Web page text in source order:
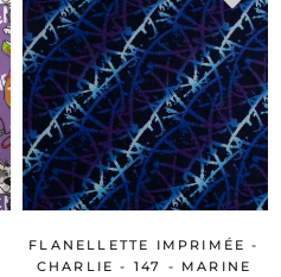
FLANELLETTE IMPRIMÉE -
CHARLIE - 147 - MARINE